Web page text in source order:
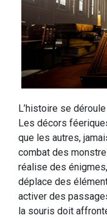
L’histoire se
Les décors
que les autres,
combat des
réalise des
déplace des
activer des
la souris doit